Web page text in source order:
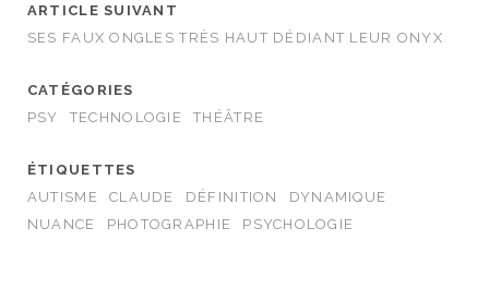
ARTICLE SUIVANT
SES FAUX ONGLES TRÈS HAUT DÉDIANT LEUR ONYX
CATÉGORIES
PSY
TECHNOLOGIE THÉÂTRE
ÉTIQUETTES
AUTISME
CLAUDE DÉFINITION
DYNAMIQUE
NUANCE
PHOTOGRAPHIE PSYCHOLOGIE